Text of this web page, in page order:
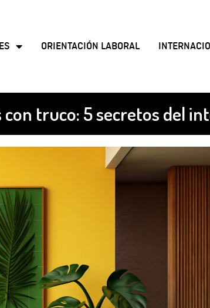
ORIENTACIÓN LABORAL
con truco: 5 secretos del